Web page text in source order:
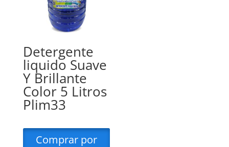
Detergente
liquido Suave
Y Brillante
Color 5 Litros
Plim33
Comprar por